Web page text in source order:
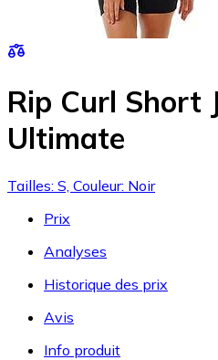
Rip Curl Short
Ultimate
Tailles: S, Couleur: Noir
Prix
Analyses
Historique des prix
Avis
Info produit